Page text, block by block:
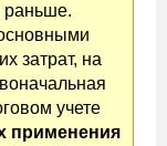
раньше.
затрат, на
учете
применения